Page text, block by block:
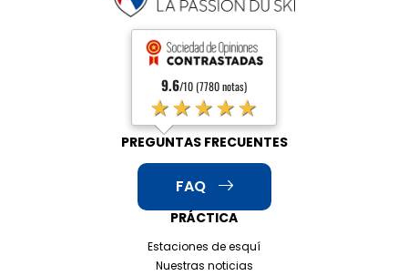
9.6/10 (7780 notas)
★★★★★
PRÁCTICA
Estaciones de esquí
Nuestras noticias
PREGUNTAS FRECUENTES
FAQ